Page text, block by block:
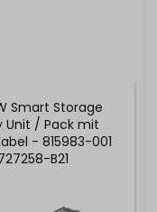
Smart Storage
Unit / Pack mit
- 815983-001
B21